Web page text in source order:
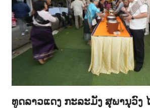
ທູດລາວແດງ ກະລະມັງ ສຸພານຸວົງ